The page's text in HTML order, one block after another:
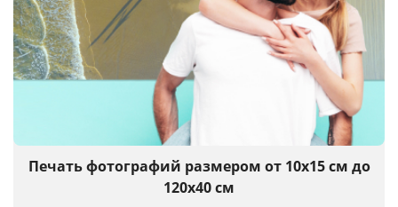
Печать фотографий размером от 10х15 см до
120х40 см